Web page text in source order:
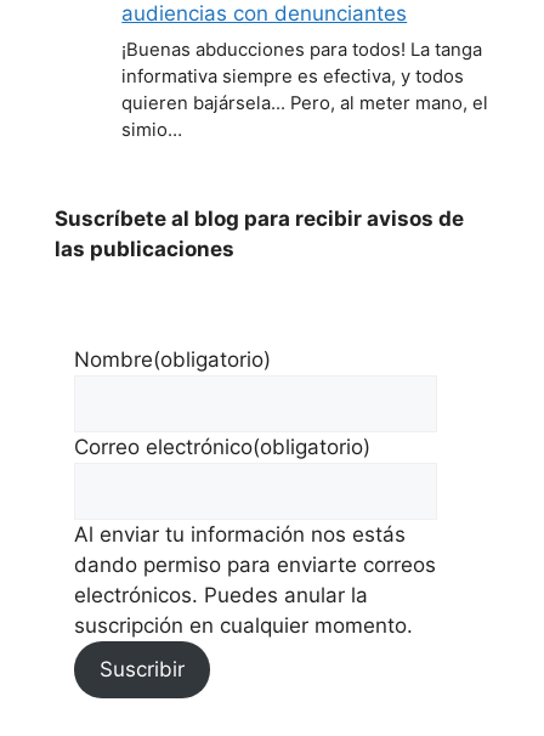
audiencias con denunciantes
¡Buenas abducciones para todos! La tanga
informativa siempre es efectiva, y todos
quieren bajársela... Pero, al meter mano, el
simio…
Suscríbete al blog para recibir avisos de
las publicaciones
Nombre(obligatorio)
Correo electrónico(obligatorio)
Al enviar tu información nos estás
dando permiso para enviarte correos
electrónicos. Puedes anular la
suscripción en cualquier momento.
Suscribir